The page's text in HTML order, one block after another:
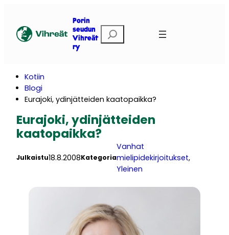
Porin
seudun
Vihreät
ry
t
Kotiin
Blogi
Eurajoki, ydinjätteiden kaatopaikka?
Eurajoki, ydinjätteiden
kaatopaikka?
Julkaistu18.8.2008Kategoria
Vanhat
mielipidekirjoitukset
Yleinen